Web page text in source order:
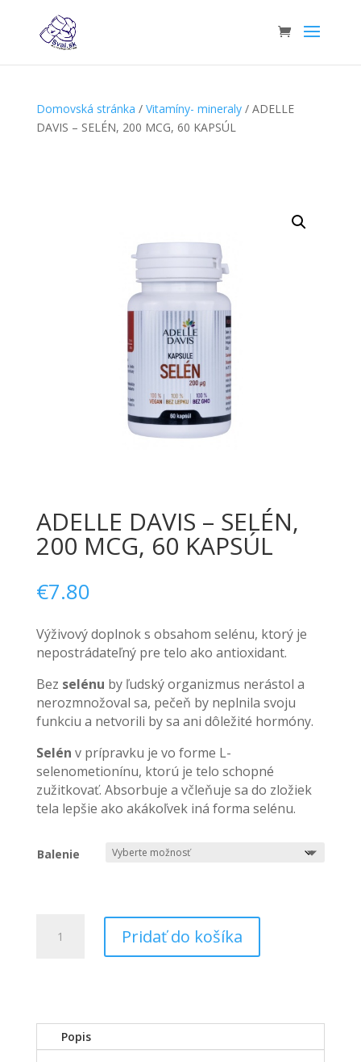
Domovská stránka / Vitamíny- mineraly/ ADELLE
DAVIS – SELÉN, 200 MCG, 60 KAPSÚL
ADELLE DAVIS – SELÉN,
200 MCG, 60 KAPSÚL
€7.80
Výživový doplnok s obsahom selénu, ktorý je
nepostrádateľný pre telo ako antioxidant.
Bez selénu by ľudský organizmus nerástol a
nerozmnožoval sa, pečeň by neplnila svoju
funkciu a netvorili by sa ani dôležité hormóny.
Selén v prípravku je vo forme L-
selenometionínu, ktorú je telo schopné
zužitkovať. Absorbuje a včleňuje sa do zložiek
tela lepšie ako akákoľvek iná forma selénu.
Balenie
ADELLE
MCG,
60
Pridať do košíka
Popis